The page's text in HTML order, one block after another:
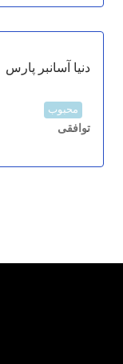
دنیا آسانبر پارس
محبوب
توافقی